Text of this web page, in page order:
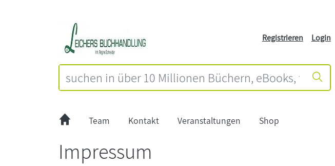
Registrieren Login
Team Kontakt Veranstaltungen Shop
Impressum